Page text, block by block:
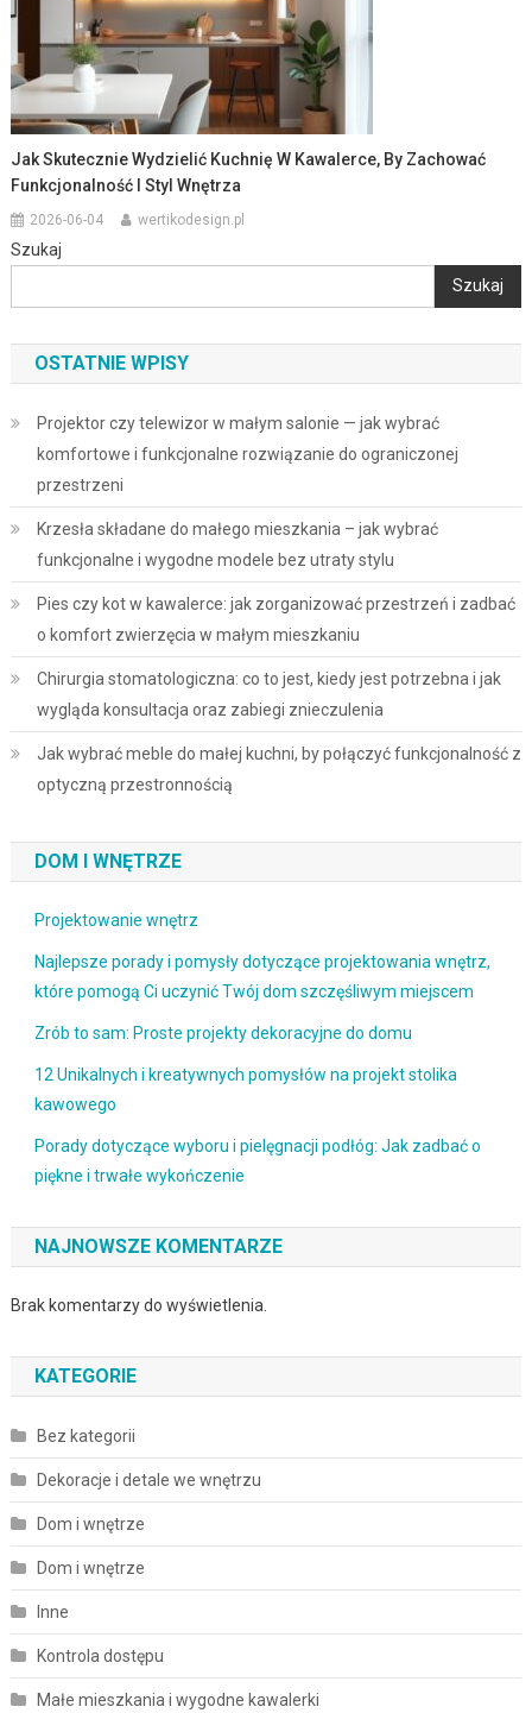
Jak Skutecznie Wydzielić Kuchnię W Kawalerce, By Zachować
Funkcjonalność I Styl Wnętrza
2026-06-04 wertikodesign.pl
Szukaj
Szukaj
OSTATNIE WPISY
Projektor czy telewizor w małym salonie — jak wybrać
komfortowe i funkcjonalne rozwiązanie do ograniczonej
przestrzeni
Krzesła składane do małego mieszkania – jak wybrać
funkcjonalne i wygodne modele bez utraty stylu
Pies czy kot w kawalerce: jak zorganizować przestrzeń i zadbać
o komfort zwierzęcia w małym mieszkaniu
Chirurgia stomatologiczna: co to jest, kiedy jest potrzebna i jak
wygląda konsultacja oraz zabiegi znieczulenia
Jak wybrać meble do małej kuchni, by połączyć funkcjonalność z
optyczną przestronnością
DOM I WNĘTRZE
Projektowanie wnętrz
Najlepsze porady i pomysły dotyczące projektowania wnętrz,
które pomogą Ci uczynić Twój dom szczęśliwym miejscem
Zrób to sam: Proste projekty dekoracyjne do domu
12 Unikalnych i kreatywnych pomysłów na projekt stolika
kawowego
Porady dotyczące wyboru i pielęgnacji podłóg: Jak zadbać o
piękne i trwałe wykończenie
NAJNOWSZE KOMENTARZE
Brak komentarzy do wyświetlenia.
KATEGORIE
Bez kategorii
Dekoracje i detale we wnętrzu
Dom i wnętrze
Dom i wnętrze
Inne
Kontrola dostępu
Małe mieszkania i wygodne kawalerki